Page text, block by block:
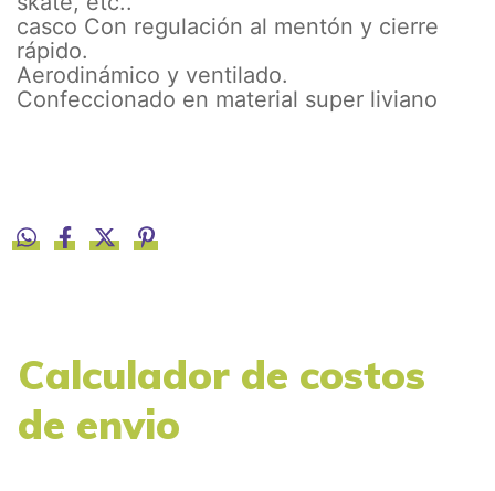
casco Con regulación al mentón y cierre
rápido.
Aerodinámico y ventilado.
Confeccionado en material super liviano
Calculador de costos
de envio